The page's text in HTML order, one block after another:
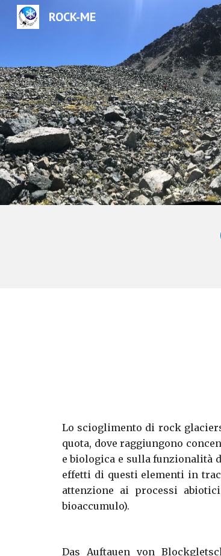
ROCK-ME
Lo scioglimento di rock
quota, dove raggiungono
e biologica e sulla funzionalità
effetti di questi elementi in
attenzione ai processi
bioaccumulo).
Das Auftauen von